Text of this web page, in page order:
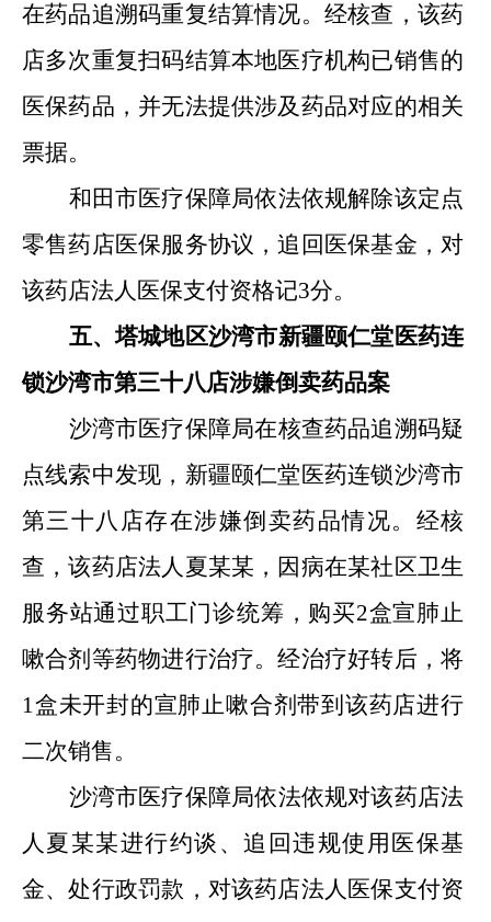
在药品追溯码重复结算情况。经核查，该药
店多次重复扫码结算本地医疗机构已销售的
医保药品， 并无法提供涉及药品对应的相关
票据。
和田市医疗保障局依法依规解除该定点
零售药店医保服务协议，追回医保基金，对
该药店法人医保支付资格记3分。
五、塔城地区沙湾市新疆颐仁堂医药连
锁沙湾市第三十八店涉嫌倒卖药品案
沙湾市医疗保障局在核查药品追溯码疑
点线索中发现，新疆颐仁堂医药连锁沙湾市
第三十八店存在涉嫌倒卖药品情况。经核
查，该药店法人夏某某，因病在某社区卫生
服务站通过职工门诊统筹，购买2盒宣肺止
嗽合剂等药物进行治疗。经治疗好转后，将
1盒未开封的宣肺止嗽合剂带到该药店进行
二次销售。
沙湾市医疗保障局依法依规对该药店法
人夏某某进行约谈、追回违规使用医保基
金、处行政罚款，对该药店法人医保支付资